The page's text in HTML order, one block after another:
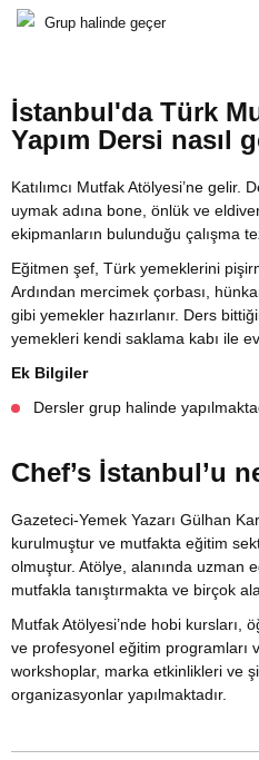
Grup halinde geçer
İstanbul'da Türk
Yapım Dersi nasıl
Katılımcı Mutfak Atölyesi’ne gelir.
uymak adına bone, önlük ve
ekipmanların bulunduğu çalışma
Eğitmen şef, Türk yemeklerini
Ardından mercimek çorbası,
gibi yemekler hazırlanır. Ders
yemekleri kendi saklama kabı ile
Ek Bilgiler
Dersler grup halinde
Chef’s İstanbul’u
Gazeteci-Yemek Yazarı Gülhan
kurulmuştur ve mutfakta eğitim
olmuştur. Atölye, alanında uzman
mutfakla tanıştırmakta ve birçok
Mutfak Atölyesi’nde hobi kursları,
ve profesyonel eğitim programları
workshoplar, marka etkinlikleri ve
organizasyonlar yapılmaktadır.